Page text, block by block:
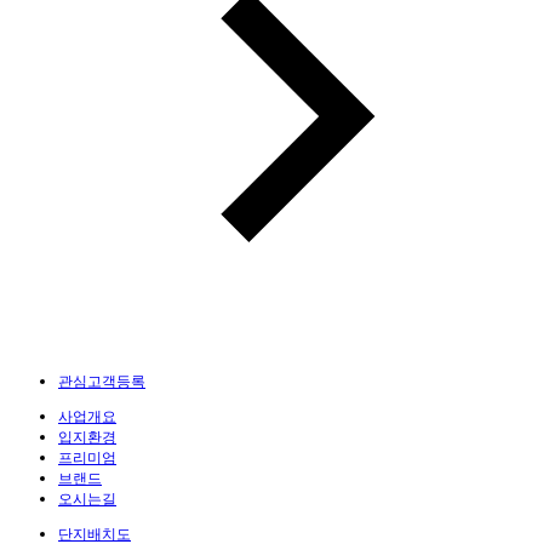
관심고객등록
사업개요
입지환경
프리미엄
브랜드
오시는길
단지배치도